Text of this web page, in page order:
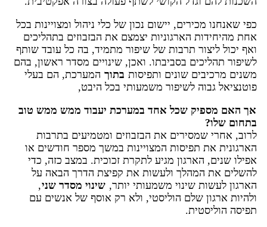
כפי שאנחנו מכירים, יישום נכון של כלי ניהול ומצויינות בכל
אחת מהיחידות הארגוניות יצמצם את הבזבוזים בתהליכים
ואף יכול ליצור תרבות של שיפור מתמיד, בה כל עובד שותף
לשיפור תהליכים בסביבתו. ואכן, שינויים מסדר ראשון, בהם
משנים מרכיבים שונים ותפיסות בתוך המערכת, הם בעלי
פוטנציאל גבוה לשיפור משמעותי בכל היבט,
אך האם מספיק שכל אחד במערכת יעבוד ממש ממש טוב
בתחום שלו?
לרוב, אחרי שמסירים את הבזבוזים ומטמיעים בתרבות
הארגונית את תפיסות המצויינות במשך מספר חודשים או
אפילו שנים, הארגון מגיע לתקרת זכוכית. במצב כזה, כדי
להשלים את המהלך ולעשות את קפיצת הדרך הבאה על
הארגון לעשות שינוי משמעותי יותר, שינוי מסדר שני,
ולהיות ארגון שלם הוליסטי, ולא רק אוסף של אנשים עם
תפיסה הוליסטית.